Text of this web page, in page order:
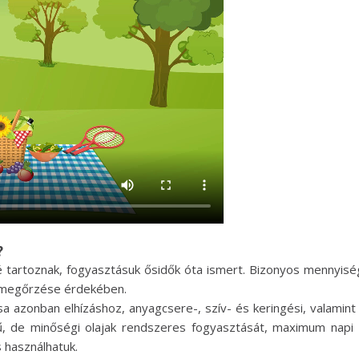
fogyasztásuk ősidők óta ismert. Bizonyos
érdekében.
azonban elhízáshoz, anyagcsere-, szív- és keringési,
minőségi olajak rendszeres fogyasztását, maximum